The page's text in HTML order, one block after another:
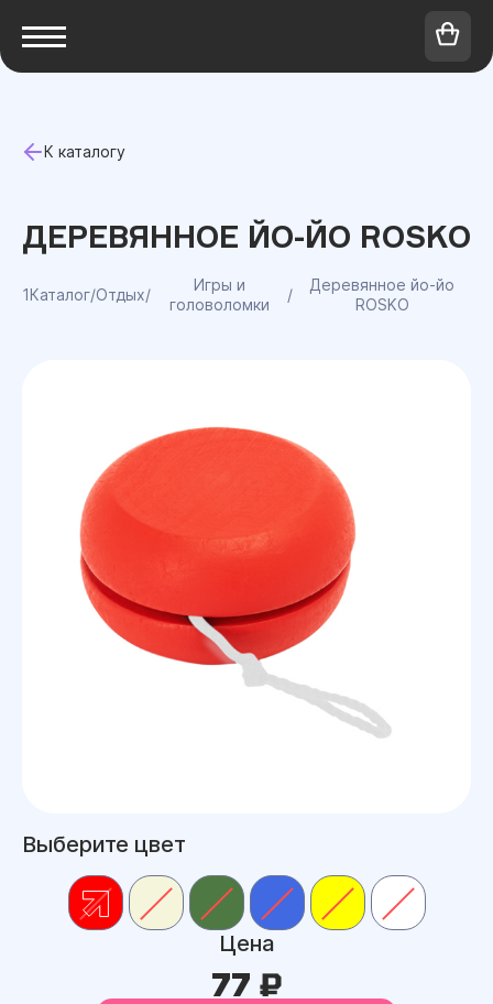
К каталогу
ДЕРЕВЯННОЕ ЙО-ЙО ROSKO
1Каталог/Отдых/
Игры и
головоломки
/
Деревянное йо-йо
ROSKO
Выберите цвет
Цена
77 ₽